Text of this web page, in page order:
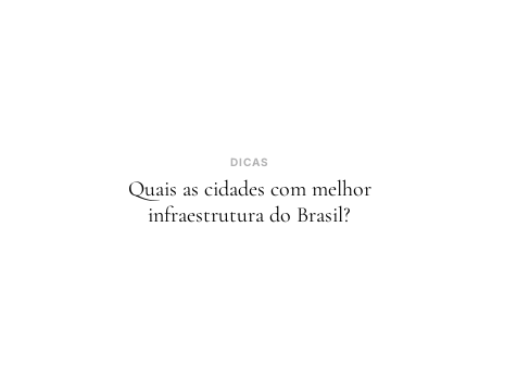
DICAS
Quais as cidades com melhor
infraestrutura do Brasil?